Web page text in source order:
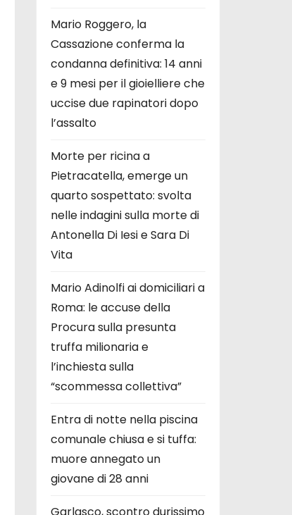
Mario Roggero, la
Cassazione conferma la
condanna definitiva: 14 anni
e 9 mesi per il gioielliere che
uccise due rapinatori dopo
l’assalto
Morte per ricina a
Pietracatella, emerge un
quarto sospettato: svolta
nelle indagini sulla morte di
Antonella Di Iesi e Sara Di
Vita
Mario Adinolfi ai domiciliari a
Roma: le accuse della
Procura sulla presunta
truffa milionaria e
l’inchiesta sulla
“scommessa collettiva”
Entra di notte nella piscina
comunale chiusa e si tuffa:
muore annegato un
giovane di 28 anni
Garlasco, scontro durissimo